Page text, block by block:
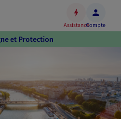
Accéder
au
au
pied
de
AssistanceCompte
et Protection